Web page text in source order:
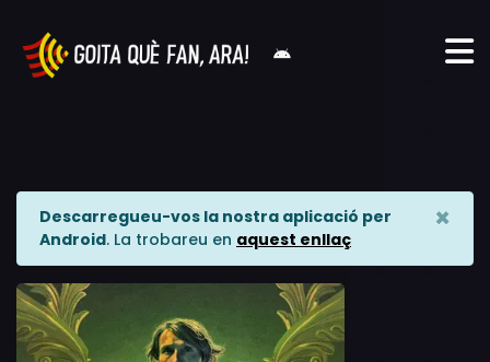
Descarregueu-vos la nostra aplicació per
Android. La trobareu en aquest enllaç
×